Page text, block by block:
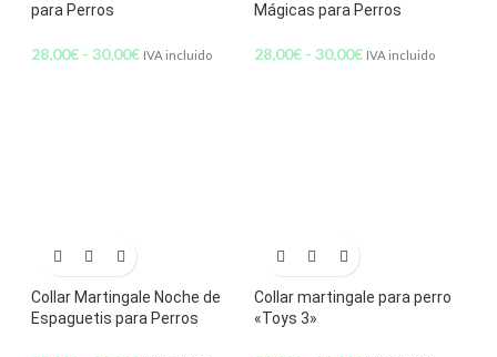
para Perros
28,00€ - 30,00€ IVA incluido
Mágicas para Perros
28,00€ - 30,00€ IVA incluido
Collar Martingale Noche de
Espaguetis para Perros
Collar martingale para perro
«Toys 3»